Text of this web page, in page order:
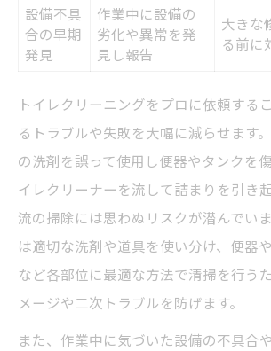
設備不具
合の早期
発見
作業中に設備の
劣化や異常を発
見し報告
大きな
る前に
トイレクリーニングをプロに依頼する
るトラブルや失敗を大幅に減らせます
の洗剤を誤って使用し便器やタンクを
イレクリーナーを流して詰まりを引き
流の掃除には思わぬリスクが潜んでい
は適切な洗剤や道具を使い分け、便器
など各部位に最適な方法で清掃を行う
メージや二次トラブルを防げます。
また、作業中に気づいた設備の不具合